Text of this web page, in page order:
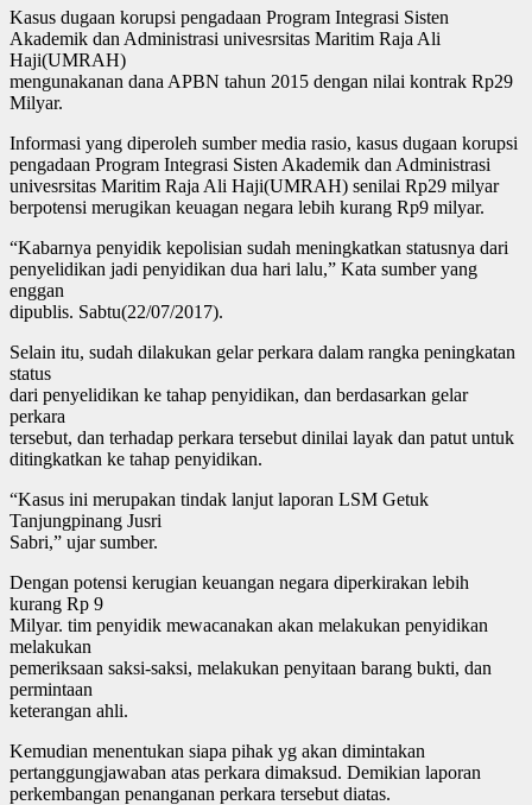
Kasus dugaan korupsi pengadaan Program Integrasi Sisten
Akademik dan Administrasi univesrsitas Maritim Raja Ali
Haji(UMRAH)
mengunakanan dana APBN tahun 2015 dengan nilai kontrak Rp29
Milyar.
Informasi yang diperoleh sumber media rasio, kasus dugaan korupsi
pengadaan Program Integrasi Sisten Akademik dan Administrasi
univesrsitas Maritim Raja Ali Haji(UMRAH) senilai Rp29 milyar
berpotensi merugikan keuagan negara lebih kurang Rp9 milyar.
“Kabarnya penyidik kepolisian sudah meningkatkan statusnya dari
penyelidikan jadi penyidikan dua hari lalu,” Kata sumber yang
enggan
dipublis. Sabtu(22/07/2017).
Selain itu, sudah dilakukan gelar perkara dalam rangka peningkatan
status
dari penyelidikan ke tahap penyidikan, dan berdasarkan gelar
perkara
tersebut, dan terhadap perkara tersebut dinilai layak dan patut untuk
ditingkatkan ke tahap penyidikan.
“Kasus ini merupakan tindak lanjut laporan LSM Getuk
Tanjungpinang Jusri
Sabri,” ujar sumber.
Dengan potensi kerugian keuangan negara diperkirakan lebih
kurang Rp 9
Milyar. tim penyidik mewacanakan akan melakukan penyidikan
melakukan
pemeriksaan saksi-saksi, melakukan penyitaan barang bukti, dan
permintaan
keterangan ahli.
Kemudian menentukan siapa pihak yg akan dimintakan
pertanggungjawaban atas perkara dimaksud. Demikian laporan
perkembangan penanganan perkara tersebut diatas.